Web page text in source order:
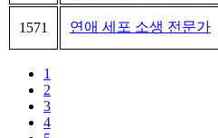
1571 연애 세포 소생 전문가
1
2
3
4